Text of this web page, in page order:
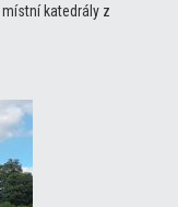
katedrály z